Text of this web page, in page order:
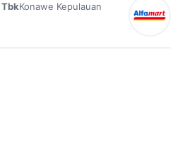
Konawe Kepulauan